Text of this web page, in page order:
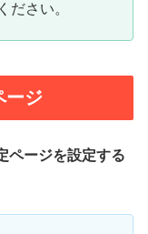
ださい。
ージ
ページを設定する